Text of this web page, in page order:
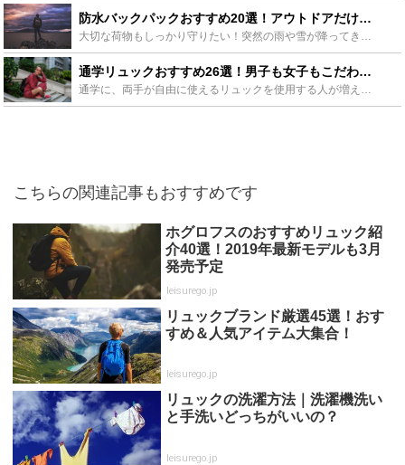
防水バックパックおすすめ20選！アウトドアだけでなく海でも使える！ - Leisurego(レジャーゴー)
大切な荷物もしっかり守りたい！突然の雨や雪が降ってきたとき、傘は持っているけれど、荷物は濡れてしまったり…川や海辺にお出かけするときに水しぶきを気にしてしまったり…。せっかくなら思いっきり楽しみたい...
通学リュックおすすめ26選！男子も女子もこだわりのリュックを持とう！ - Leisurego(レジャーゴー)
通学に、両手が自由に使えるリュックを使用する人が増えました。通学用のリュックと言っても、どのリュックを選べばいいか分からない人も多いんじゃないですか？そんな学生のみなさんに、おすすめのリュックをご紹...
こちらの関連記事もおすすめです
ホグロフスのおすすめリュック紹
介40選！2019年最新モデルも3月
発売予定
leisurego.jp
リュックブランド厳選45選！おす
すめ＆人気アイテム大集合！
leisurego.jp
リュックの洗濯方法｜洗濯機洗い
と手洗いどっちがいいの？
leisurego.jp